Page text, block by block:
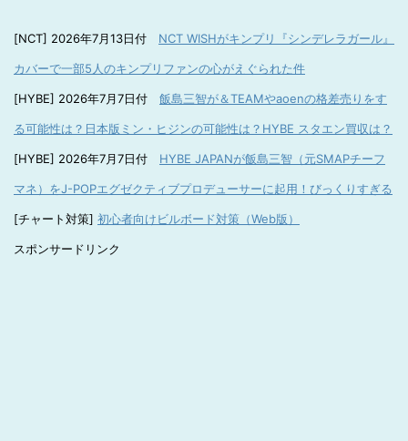
[NCT] 2026年7月13日付 NCT WISHがキンプリ『シンデレラガール』
カバーで一部5人のキンプリファンの心がえぐられた件
[HYBE] 2026年7月7日付 飯島三智が＆TEAMやaoenの格差売りをす
る可能性は？日本版ミン・ヒジンの可能性は？HYBE スタエン買収は？
[HYBE] 2026年7月7日付 HYBE JAPANが飯島三智（元SMAPチーフ
マネ）をJ-POPエグゼクティブプロデューサーに起用！びっくりすぎる
[チャート対策] 初心者向けビルボード対策（Web版）
スポンサードリンク